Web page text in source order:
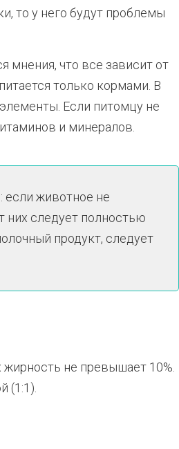
то у него будут проблемы
мнения, что все зависит от
только кормами. В
Если питомцу не
и минералов.
если животное не
них следует полностью
продукт, следует
не превышает 10%.
(1:1).